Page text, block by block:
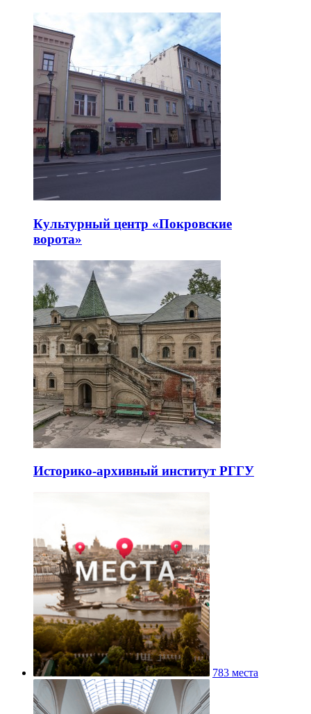
Культурный центр «Покровские
ворота»
Историко-архивный институт РГГУ
783 места